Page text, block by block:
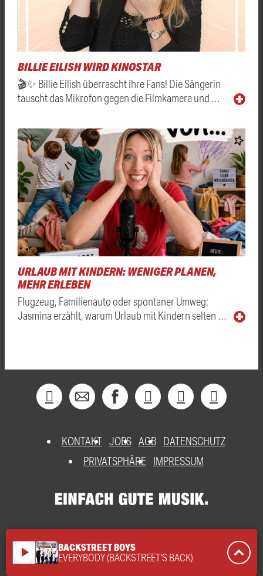
BILLIE EILISH WIRD KINOSTAR
🎬✨ Billie Eilish überrascht ihre Fans! Die Sängerin
tauscht das Mikrofon gegen die Filmkamera und …
URLAUB MIT KINDERN: WENIGER PLANEN,
MEHR ERLEBEN
Flugzeug, Familienauto oder spontaner Umweg:
Jasmina erzählt, warum Urlaub mit Kindern selten …
KONTAKT JOBS AGB DATENSCHUTZ
PRIVATSPHÄRE
IMPRESSUM
play_arrow BACKSTREET BOYS
EVERYBODY (BACKSTREET'S BACK)